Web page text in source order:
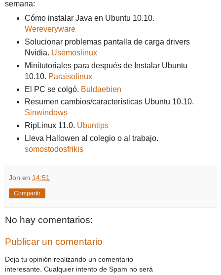
semana:
Cómo instalar Java en Ubuntu 10.10.
Wereveryware
Solucionar problemas pantalla de carga drivers
Nvidia. Usemoslinux
Minitutoriales para después de Instalar Ubuntu
10.10. Paraisolinux
El PC se colgó. Buldaebien
Resumen cambios/características Ubuntu 10.10.
Sinwindows
RipLinux 11.0. Ubuntips
Lleva Hallowen al colegio o al trabajo.
somostodosfrikis
Jon en 14:51
Compartir
No hay comentarios:
Publicar un comentario
Deja tu opinión realizando un comentario
interesante. Cualquier intento de Spam no será